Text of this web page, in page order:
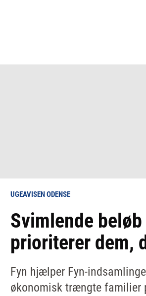
UGEAVISEN ODENSE
Svimlende
prioriterer dem,
Fyn hjælper Fyn-
økonomisk trængte familier